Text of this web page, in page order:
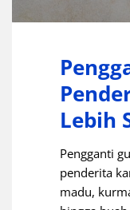
Lebih
Pengganti
penderita
madu,